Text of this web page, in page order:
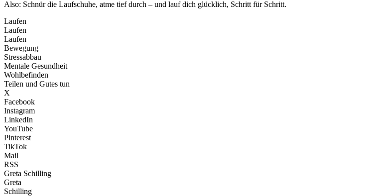
Also: Schnür die Laufschuhe, atme tief durch – und lauf dich glücklich, Schritt für Schritt.
Laufen
Laufen
Laufen
Bewegung
Stressabbau
Mentale Gesundheit
Wohlbefinden
Teilen und Gutes tun
X
Facebook
Instagram
LinkedIn
YouTube
Pinterest
TikTok
Mail
RSS
Greta Schilling
Greta
Schilling